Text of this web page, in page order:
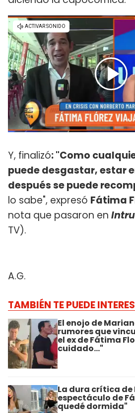
Y, finalizó: "Como
puede desgastar, estar
después se puede
lo sabe", expresó Fátima
nota que pasaron en
TV).
A.G.
TAMBIÉN TE PUEDE
El enojo de
rumores que
el ex de Fátima
cuidado..."
La dura crítica de
espectáculo de
quedé dormida"